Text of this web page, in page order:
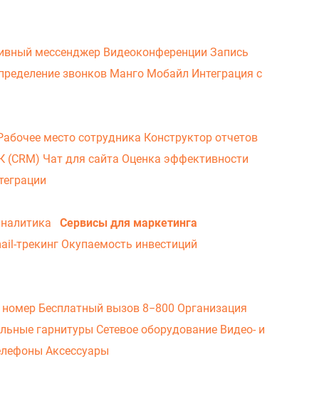
мессенджер Видеоконференции Запись
звонков Манго Мобайл Интеграция с
место сотрудника Конструктор отчетов
(CRM) Чат для сайта Оценка эффективности
Сервисы для маркетинга
трекинг Окупаемость инвестиций
Бесплатный вызов 8−800 Организация
гарнитуры Сетевое оборудование Видео- и
Аксессуары